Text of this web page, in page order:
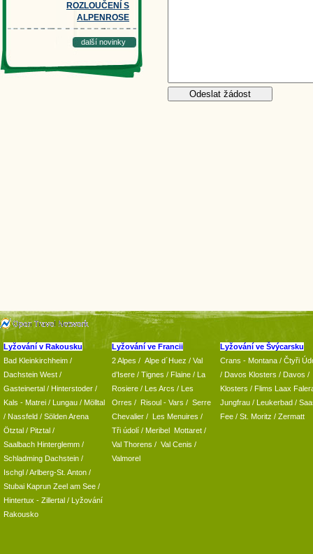
ROZLOUČENÍ S
ALPENROSE
další novinky
Lyžování v Rakousku
Bad Kleinkirchheim /
Dachstein West /
Gasteinertal / Hinterstoder /
Kals - Matrei / Lungau / Mölltal
/ Nassfeld / Sölden Arena
Ötztal / Pitztal /
Saalbach Hinterglemm /
Schladming Dachstein /
Ischgl /Arlberg-St. Anton /
Stubai Kaprun Zeel am See /
Hintertux - Zillertal / Lyžování
Rakousko
Lyžování ve Francii
2 Alpes / Alpe d´Huez / Val
d’Isere / Tignes / Flaine / La
Rosiere / Les Arcs / Les
Orres / Risoul - Vars / Serre
Chevalier / Les Menuires /
Tři údolí / Meribel Mottaret /
Val Thorens / Val Cenis /
Valmorel
Lyžování ve Švýcarsku
Crans - Montana / Čtyři
/ Davos Klosters / Davos /
Klosters / Flims Laax
Jungfrau / Leukerbad /
Fee / St. Moritz / Zermatt